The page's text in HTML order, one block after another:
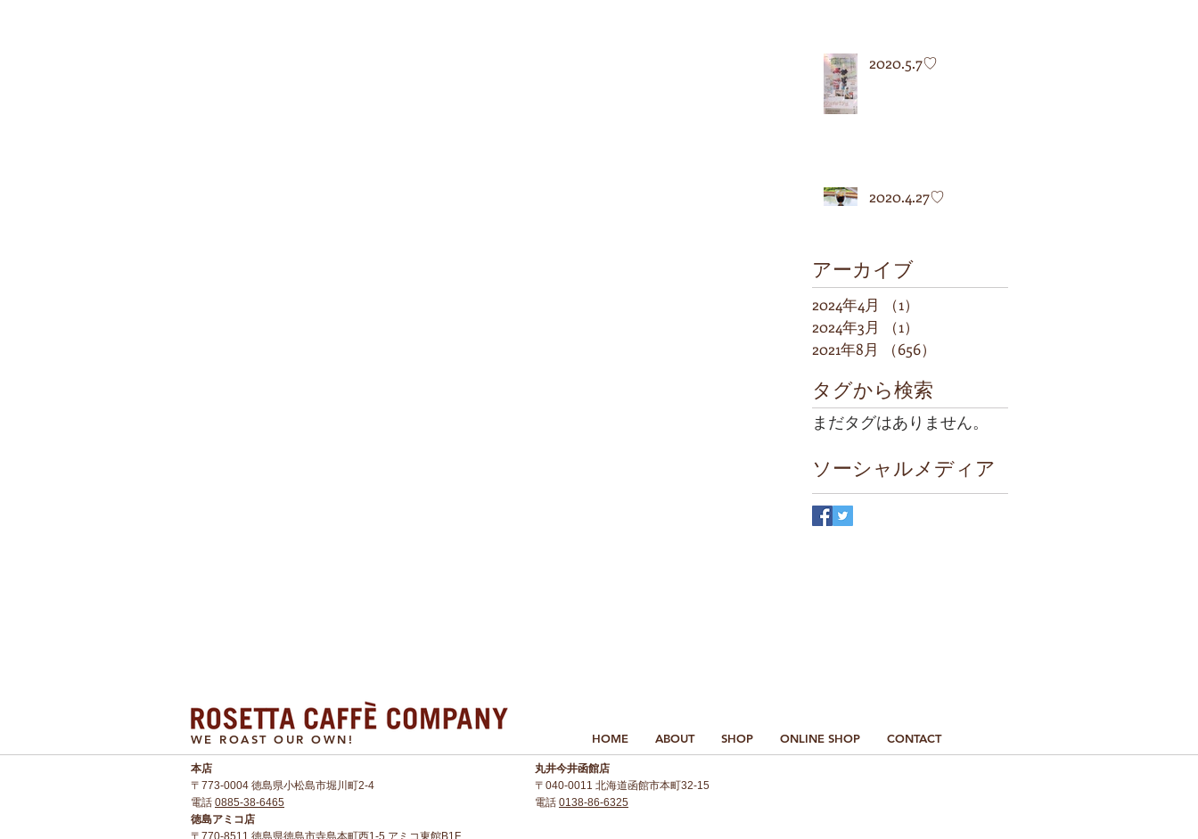
2020.5.7♡
2020.4.27♡
アーカイブ
2024年4月 （1）
2024年3月
（1）
2021年8月
（656）
タグから検索
まだタグはありません。
ソーシャルメディア
WE ROAST OUR OWN! HOME ABOUT SHOP ONLINE SHOP CONTACT
本店​
〒773-0004 徳島県小松島市堀川町2-4
電話 0885-38-6465
徳島アミコ店
〒770-8511 徳島県徳島市寺島本町西1-5 アミコ東館B1F
丸井今井函館店
〒040-0011 北海道函館市本町32-15
電話 0138-86-6325